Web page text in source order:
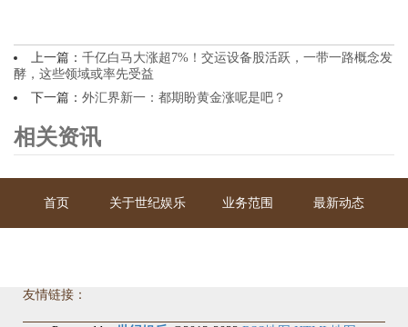
上一篇： 千亿白马大涨超7%！交运设备股活跃，一带一路概念发
酵，这些领域或率先受益
下一篇： 外汇界新一：都期盼黄金涨呢是吧？
相关资讯
首页 关于世纪娱乐 业务范围 最新动态
友情链接：